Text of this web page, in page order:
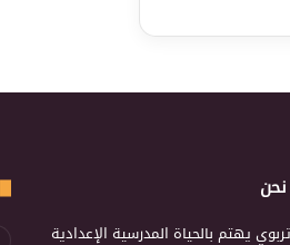
يهتم بالحياة المدرسية الإعدادية